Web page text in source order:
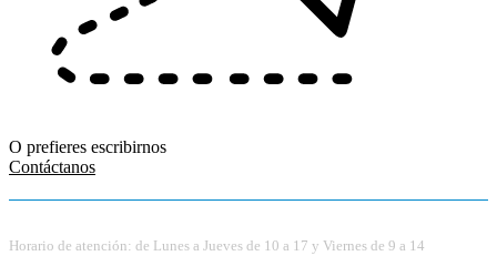
O prefieres escribirnos
Contáctanos
Horario de atención: de Lunes a Jueves de 10 a 17 y Viernes de 9 a 14